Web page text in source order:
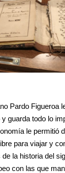
Pardo Figueroa
y guarda todo lo
le permitió
para viajar y
la historia del
con las que